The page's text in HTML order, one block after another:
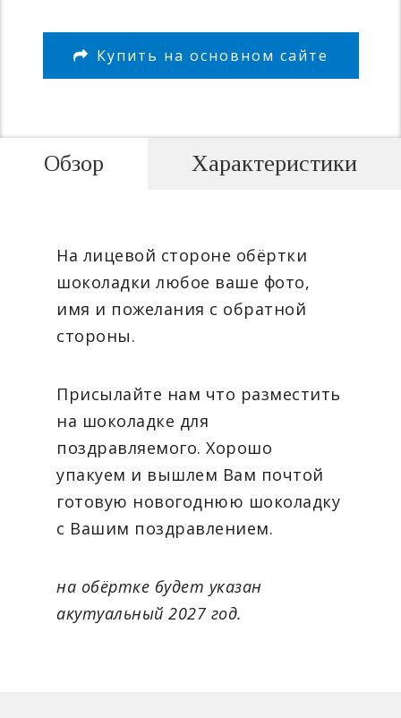
Купить на основном сайте
Обзор
На лицевой стороне обёртки
шоколадки любое ваше фото,
имя и пожелания с обратной
стороны.
Присылайте нам что разместить
на шоколадке для
поздравляемого. Хорошо
упакуем и вышлем Вам почтой
готовую новогоднюю шоколадку
с Вашим поздравлением.
на обёртке будет указан
акутуальный 2027 год.
Характеристики